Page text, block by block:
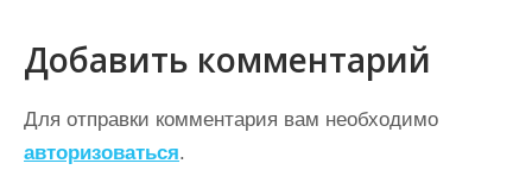
а
ц
и
я
Добавить комментарий
Для отправки комментария вам необходимо
авторизоваться.